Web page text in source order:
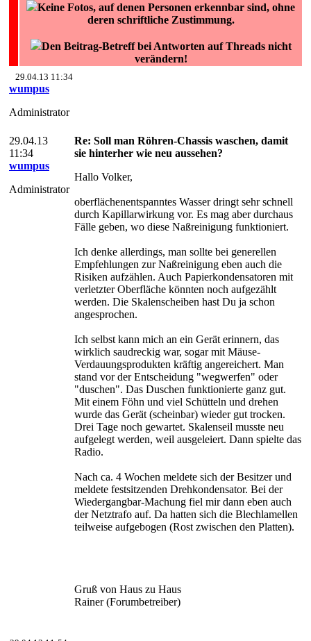
Keine Fotos, auf denen Personen erkennbar sind, ohne
deren schriftliche Zustimmung.
Den Beitrag-Betreff bei Antworten auf Threads nicht
verändern!
29.04.13 11:34
wumpus
Administrator
29.04.13
11:34
wumpus
Administrator
Re: Soll man Röhren-Chassis waschen, damit
sie hinterher wie neu aussehen?
Hallo Volker,
oberflächenentspanntes Wasser dringt sehr schnell
durch Kapillarwirkung vor. Es mag aber durchaus
Fälle geben, wo diese Naßreinigung funktioniert.
Ich denke allerdings, man sollte bei generellen
Empfehlungen zur Naßreinigung eben auch die
Risiken aufzählen. Auch Papierkondensatoren mit
verletzter Oberfläche könnten noch aufgezählt
werden. Die Skalenscheiben hast Du ja schon
angesprochen.
Ich selbst kann mich an ein Gerät erinnern, das
wirklich saudreckig war, sogar mit Mäuse-
Verdauungsprodukten kräftig angereichert. Man
stand vor der Entscheidung "wegwerfen" oder
"duschen". Das Duschen funktionierte ganz gut.
Mit einem Föhn und viel Schütteln und drehen
wurde das Gerät (scheinbar) wieder gut trocken.
Drei Tage noch gewartet. Skalenseil musste neu
aufgelegt werden, weil ausgeleiert. Dann spielte das
Radio.
Nach ca. 4 Wochen meldete sich der Besitzer und
meldete festsitzenden Drehkondensator. Bei der
Wiedergangbar-Machung fiel mir dann eben auch
der Netztrafo auf. Da hatten sich die Blechlamellen
teilweise aufgebogen (Rost zwischen den Platten).
Gruß von Haus zu Haus
Rainer (Forumbetreiber)